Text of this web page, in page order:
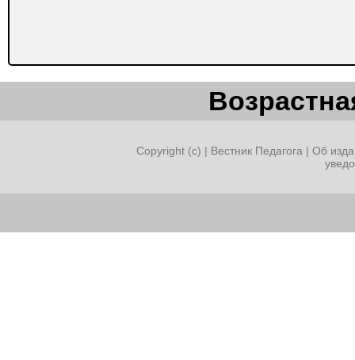
Copyright (c) | Вестник Педагога | Об